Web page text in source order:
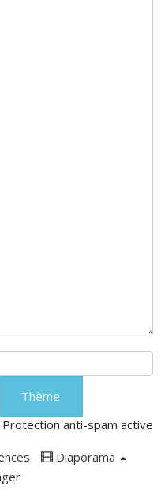
Thème
Protection anti-spam active
Diaporama